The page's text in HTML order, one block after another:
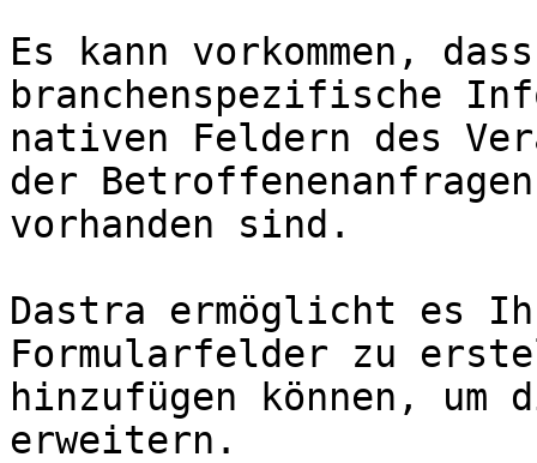
Es kann vorkommen,
branchenspezifische
nativen Feldern des
der
vorhanden sind.
Dastra ermöglicht es
Formularfelder zu
hinzufügen können, um
erweitern.